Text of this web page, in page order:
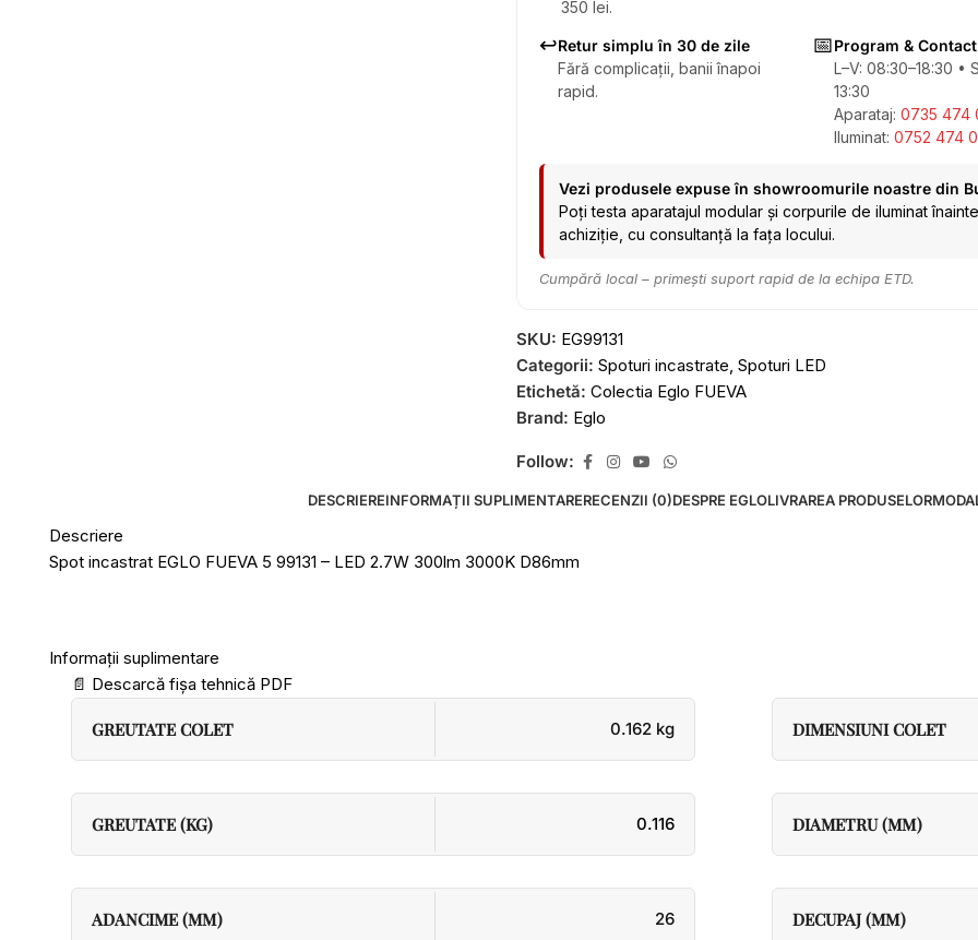
350 lei.
↩️Retur simplu în 30 de zile
Fără complicații, banii înapoi
rapid.
📅Program & Contact
L–V: 08:30–18:30 •
13:30
Aparataj: 0735 474
Iluminat: 0752 474
Vezi produsele expuse în showroomurile noastre din
Poți testa aparatajul modular și corpurile de iluminat
achiziție, cu consultanță la fața locului.
Cumpără local – primești suport rapid de la echipa ETD.
SKU: EG99131
Categorii: Spoturi incastrate Spoturi LED
Etichetă: Colectia Eglo FUEVA
Brand: Eglo
Follow:
DESCRIEREINFORMAȚII SUPLIMENTARERECENZII (0)DESPRE EGLOLIVRAREA PRODUSELOR
Descriere
Spot incastrat EGLO FUEVA 5 99131 – LED 2.7W 300lm 3000K D86mm
Informații suplimentare
📄 Descarcă fișa tehnică PDF
GREUTATE COLET 0.162 kg DIMENSIUNI COLET
GREUTATE (KG) 0.116 DIAMETRU (MM)
ADANCIME (MM) 26 DECUPAJ (MM)